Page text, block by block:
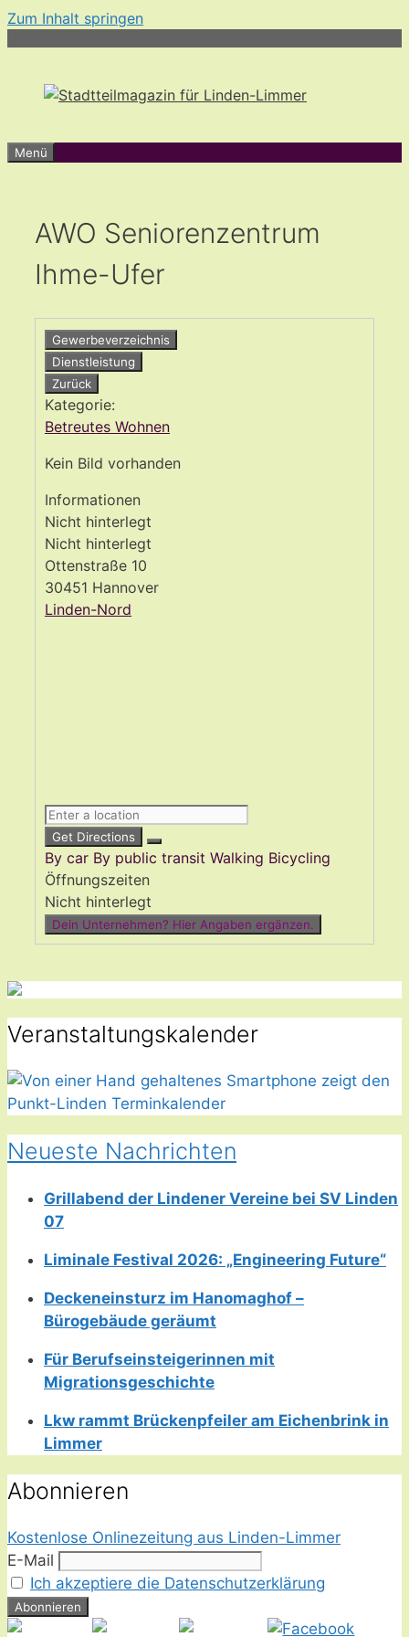
Zum Inhalt springen
Menü
AWO Seniorenzentrum
Ihme-Ufer
Gewerbeverzeichnis
Dienstleistung
Zurück
Kategorie:
Betreutes Wohnen
Kein Bild vorhanden
Informationen
Nicht hinterlegt
Nicht hinterlegt
Ottenstraße 10
30451 Hannover
Linden-Nord
Get Directions
By car By public transit Walking Bicycling
Öffnungszeiten
Nicht hinterlegt
Dein Unternehmen? Hier Angaben ergänzen.
Veranstaltungskalender
Neueste Nachrichten
Grillabend der Lindener Vereine bei SV Linden
07
Liminale Festival 2026: „Engineering Future“
Deckeneinsturz im Hanomaghof –
Bürogebäude geräumt
Für Berufseinsteigerinnen mit
Migrationsgeschichte
Lkw rammt Brückenpfeiler am Eichenbrink in
Limmer
Abonnieren
Kostenlose Onlinezeitung aus Linden-Limmer
E-Mail
Ich akzeptiere die Datenschutzerklärung